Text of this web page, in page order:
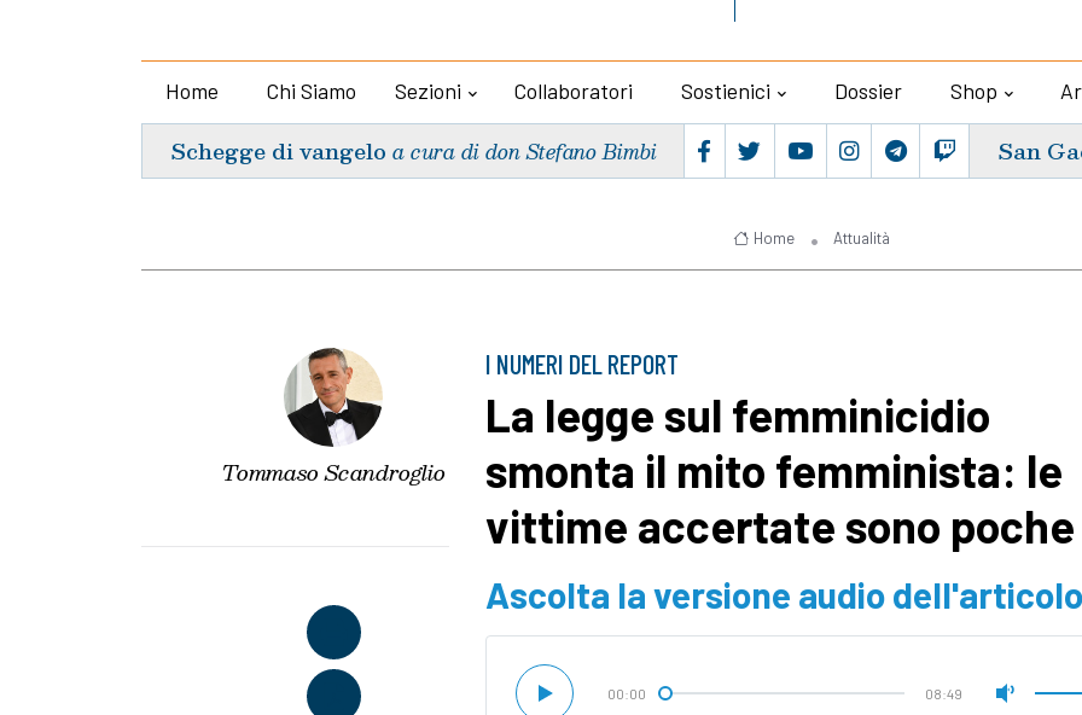
Home Chi Siamo Sezioni Collaboratori Sostienici Dossier Shop
Schegge di vangelo a cura di don Stefano Bimbi San
Home Attualità
Tommaso Scandroglio
I NUMERI DEL REPORT
La legge sul femminicidio
smonta il mito femminista: le
vittime accertate sono poche
Ascolta la versione audio dell'articolo
00:00 08:49